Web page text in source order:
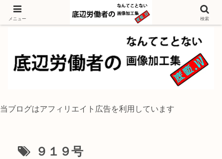
独身底辺おじさんが風景写真をイラスト風に加工するブログ
当ブログはアフィリエイト広告を利用しています
９１９号
メニュー 検索